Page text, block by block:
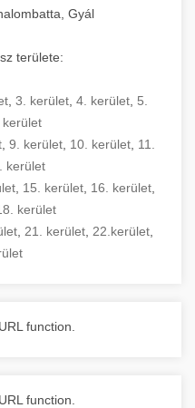
Gyál
területe:
3. kerület 4. kerület 5.
kerület
, 9. kerület, 10. kerület, 11.
kerület
15. kerület 16. kerület
kerület
21. kerület 22.kerület
function.
function.